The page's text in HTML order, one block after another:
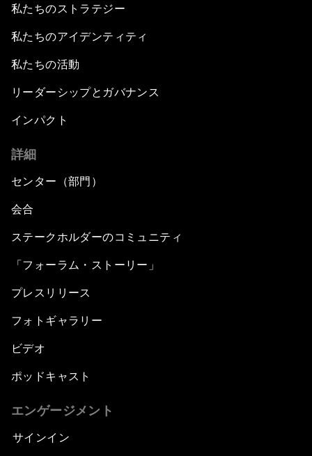
私たちのストラテジー
私たちのアイデンティティ
私たちの活動
リーダーシップとガバナンス
インパクト
詳細
センター（部門）
会合
ステークホルダーのコミュニティ
「フォーラム・ストーリー」
プレスリリース
フォトギャラリー
ビデオ
ポッドキャスト
エンゲージメント
サインイン